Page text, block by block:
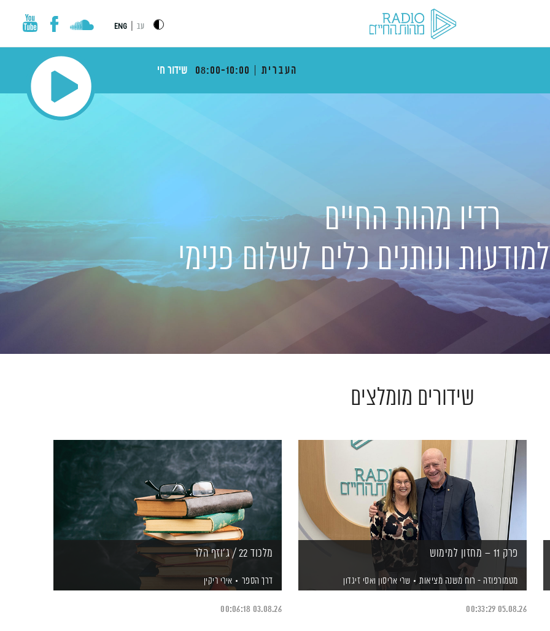
עב ENG
העברית 08:00-10:00 שידור חי
רדיו מהות החיים
ונותנים כלים לשלום פנימי
שידורים מומלצים
פרק 11 – מחזון למימוש
מטמורפוזה - רוח משנה מציאות שרי אריסון ואסי זיגדון
05.08.26
00:33:29
מלכוד 22 / ג'וזף הלר
דרך הספר אירי ריקין
03.08.26
00:06:18